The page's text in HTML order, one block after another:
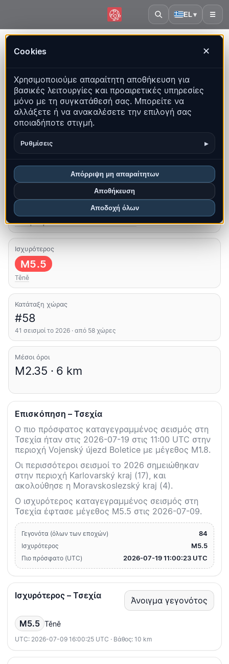
EL▾ ☰
Cookies ✕
Χρησιμοποιούμε απαραίτητη αποθήκευση για
βασικές λειτουργίες και προαιρετικές υπηρεσίες
μόνο με τη συγκατάθεσή σας. Μπορείτε να
αλλάξετε ή να ανακαλέσετε την επιλογή σας
οποιαδήποτε στιγμή.
Ρυθμίσεις ▸
Απόρριψη μη απαραίτητων
Αποθήκευση
Αποδοχή όλων
Ζωντανός χάρτης, στατιστικά και πρόσφατα γεγονότα
Άνοιγμα ιστορικού χάρτη
Τα πιο πρόσφατα σε αυτή τη χώρα
Επισκόπηση
Κορυφαίες περιοχές Συχνές ερωτήσεις
Σεισμοί αυτόν τον μήνα
0
Πιο πρόσφατο UTC: 2026-07-19 11:00:23
Ισχυρότερος
M5.5
Těně
Κατάταξη χώρας
#58
41 σεισμοί το 2026 · από 58 χώρες
Μέσοι όροι
M2.35 · 6 km
Επισκόπηση – Τσεχία
Ο πιο πρόσφατος καταγεγραμμένος σεισμός στη
Τσεχία ήταν στις 2026-07-19 στις 11:00 UTC στην
περιοχή Vojenský újezd Boletice με μέγεθος M1.8.
Οι περισσότεροι σεισμοί το 2026 σημειώθηκαν
στην περιοχή Karlovarský kraj (17), και
ακολούθησε η Moravskoslezský kraj (4).
Ο ισχυρότερος καταγεγραμμένος σεισμός στη
Τσεχία έφτασε μέγεθος M5.5 στις 2026-07-09.
Γεγονότα (όλων των εποχών) 84
Ισχυρότερος M5.5
Πιο πρόσφατο (UTC) 2026-07-19 11:00:23 UTC
Ισχυρότερος – Τσεχία Άνοιγμα γεγονότος
M5.5 Těně
UTC: 2026-07-09 16:00:25 UTC · Βάθος: 10 km